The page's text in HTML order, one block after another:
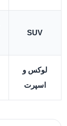
SUV
لوکس و
اسپرت